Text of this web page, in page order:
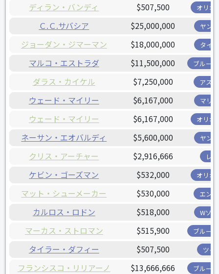
ディラン・バンディ $507,500 オリオ
Ｃ.Ｃ.サバシア $25,000,000 ヤン
ジョーダン・ジマーマン $18,000,000 タイ
マルコ・エストラダ $11,500,000 ブルー
ダラス・カイケル $7,250,000 アス
ウェード・マイリー $6,167,000 マリ
ウェード・マイリー $6,167,000 オリオ
ネーサン・エオバルディ $5,600,000 ヤン
クリス・アーチャー $2,916,666 レ
ケビン・ゴーズマン $532,000 オリオ
マット・シューメーカー $530,000 エン
カルロス・ロドン $518,000 Wソ
マーカス・ストロマン $515,900 ブルー
タイラー・ダフィー $507,500 ツイ
フランシスコ・リリアーノ $13,666,666 ブルー